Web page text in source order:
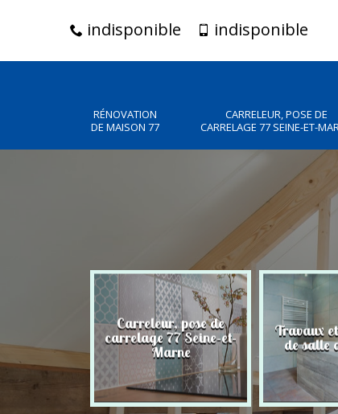
indisponible indisponible
RÉNOVATION
DE MAISON 77
CARRELEUR, POSE DE
CARRELAGE 77 SEINE-ET-
Carreleur, pose de
carrelage 77 Seine-et-
Marne
Travaux
de salle